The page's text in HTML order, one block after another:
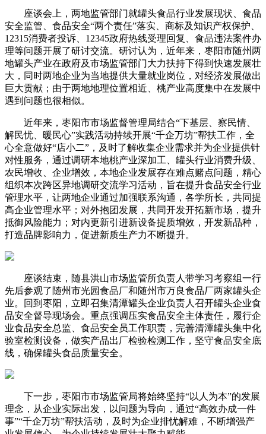
座谈会上，两地监管部门就罐头食品行业发展现状、食品
安全监管、食品安全“两个责任”落实、商标及知识产权保护、
12315消费者投诉、12345政府热线受理回复、食品违法案件办
理等问题开展了研讨交流。研讨认为，近年来，枣阳市随州两
地罐头产业在政府及市场监管部门大力扶持下得到快速发展壮
大，同时两地企业为当地提供大量就业岗位，对经济发展做出
巨大贡献；由于两地地理位置相近、桃产业高度集中在发展中
遇到问题也很相似。
近年来，枣阳市市场监督管理局结合“下基层、察民情、
解民忧、暖民心”实践活动持续开展“千企万坊”帮扶工作，全
心全意做好“店小二”，及时了解收集企业需求并为企业提供针
对性服务，通过调研本地桃产业深加工、罐头行业消费升级、
农民增收、企业增效，本地企业发展存在难点赌点问题，精心
组织本次跨区异地调研交流学习活动，旨在提升食品安全行业
管理水平，让两地企业通过加强联系沟通，各学所长，共同提
高企业管理水平；对外抱团发展，共同开发开拓新市场，提升
抵御风险能力；对内更新引进新设备提质增效，开发新品种，
打造品牌影响力，促进新质生产力不断提升。
座谈结束，随县洪山市场监管所负责人带学习考察组一行
先后参观了随州市光园食品厂和随州市万良食品厂两家罐头企
业。回到枣阳，立即召集清潭罐头企业负责人召开罐头企业食
品安全督导现场会。重点强调压实食品安全主体责任，履行企
业食品安全总监、食品安全员工作职责，完善清潭罐头集中化
验室检测设备，做实产品出厂检验检测工作，坚守食品安全底
线，确保罐头食品质量安全。
下一步，枣阳市市场监管局将始终坚持“以人为本”的发展
理念，从企业实际出发，以问题为导向，通过“高效办成一件
事”“千企万坊”帮扶活动，及时为企业排忧解难，不断增强产